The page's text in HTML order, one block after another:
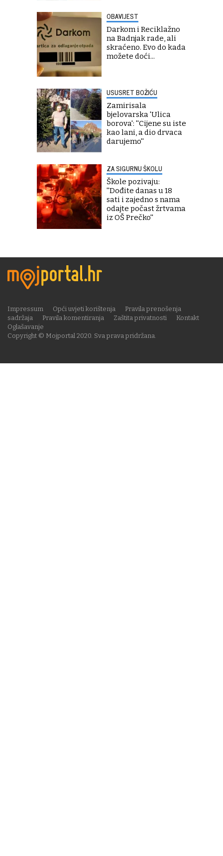
OBAVIJEST
Darkom i Reciklažno
na Badnjak rade, ali
skraćeno. Evo do kada
možete doći...
USUSRET BOŽIĆU
Zamirisala
bjelovarska 'Ulica
borova': ''Cijene su iste
kao lani, a dio drvaca
darujemo''
ZA SIGURNU ŠKOLU
Škole pozivaju:
''Dođite danas u 18
sati i zajedno s nama
odajte počast žrtvama
iz OŠ Prečko''
Copyright © Mojportal 2020. Sva prava pridržana.
Impressum Opći uvjeti korištenja
Pravila prenošenja
sadržaja
Pravila komentiranja Zaštita privatnosti
Kontakt
Oglašavanje